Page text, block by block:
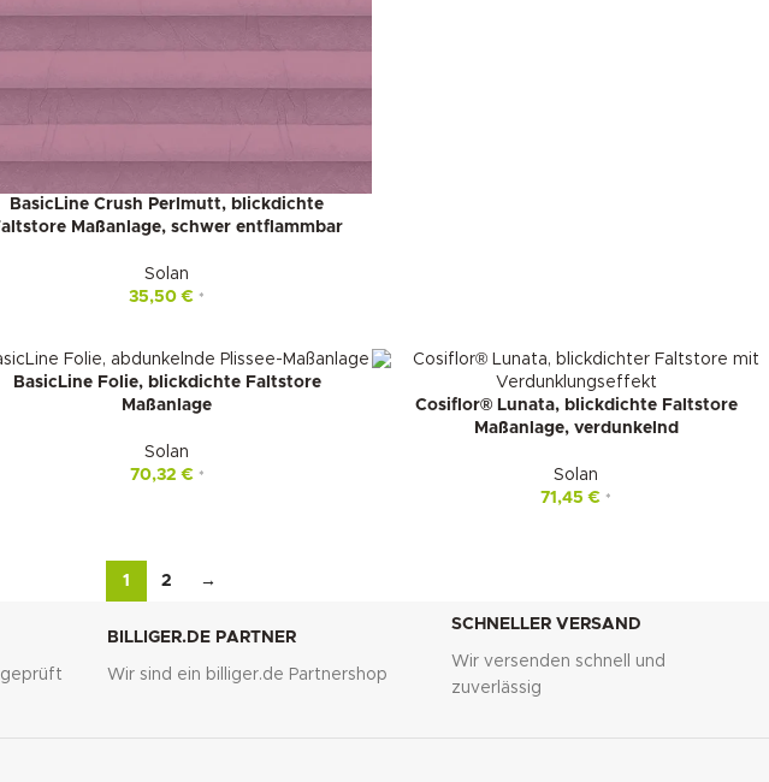
BasicLine Crush Perlmutt, blickdichte
Maßanlage, schwer entflammbar
Solan
35,50€ *
BasicLine Folie, blickdichte Faltstore
Maßanlage
Solan
70,32€ *
Cosiflor® Lunata, blickdichte Faltstore
Maßanlage, verdunkelnd
Solan
71,45€ *
1 2 →
geprüft
BILLIGER.DE PARTNER
Wir sind ein billiger.de Partnershop
SCHNELLER VERSAND
Wir versenden schnell und
zuverlässig